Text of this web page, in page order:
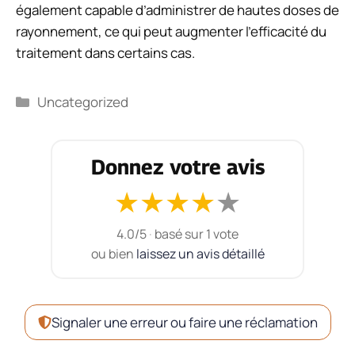
également capable d’administrer de hautes doses de
rayonnement, ce qui peut augmenter l’efficacité du
traitement dans certains cas.
Catégories
Uncategorized
Donnez votre avis
★★★★★
4.0/5· basé sur 1 vote
ou bien laissez un avis détaillé
Signaler une erreur ou faire une réclamation